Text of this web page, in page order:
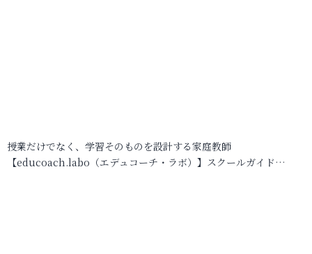
授業だけでなく、学習そのものを設計する家庭教師
【educoach.labo（エデュコーチ・ラボ）】スクールガイド…